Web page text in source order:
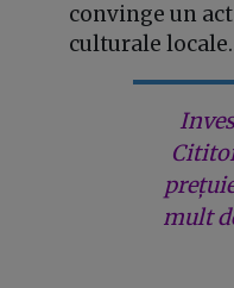
convinge un
culturale locale.
mult